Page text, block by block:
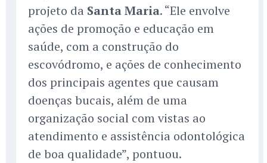
projeto da Santa Maria. “Ele envolve
ações de promoção e educação em
saúde, com a construção do
escovódromo, e ações de conhecimento
dos principais agentes que causam
doenças bucais, além de uma
organização social com vistas ao
atendimento e assistência odontológica
de boa qualidade”, pontuou.